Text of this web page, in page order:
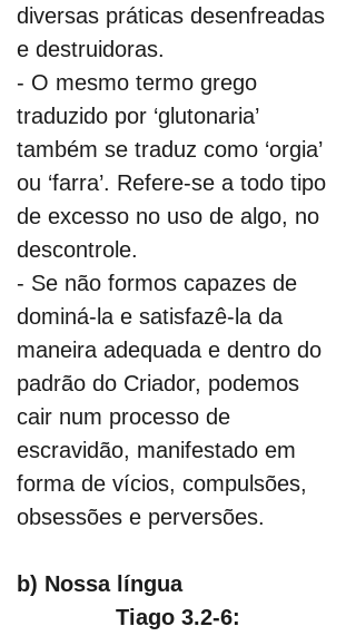
diversas práticas desenfreadas
e destruidoras.
- O mesmo termo grego
traduzido por ‘glutonaria’
também se traduz como ‘orgia’
ou ‘farra’. Refere-se a todo tipo
de excesso no uso de algo, no
descontrole.
- Se não formos capazes de
dominá-la e satisfazê-la da
maneira adequada e dentro do
padrão do Criador, podemos
cair num processo de
escravidão, manifestado em
forma de vícios, compulsões,
obsessões e perversões.
b) Nossa língua
Tiago 3.2-6: